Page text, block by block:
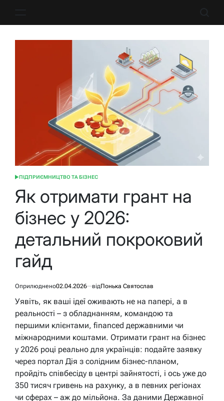
ОПУБЛІКУВАТИ
ПІДПРИЄМНИЦТВО ТА БІЗНЕС
Як отримати грант на
бізнес у 2026:
детальний покроковий
гайд
Оприлюднено02.04.2026 відПонька Святослав
Уявіть, як ваші ідеї оживають не на папері, а в
реальності – з обладнанням, командою та
першими клієнтами, financed державними чи
міжнародними коштами. Отримати грант на бізнес
у 2026 році реально для українців: подайте заявку
через портал Дія з солідним бізнес-планом,
пройдіть співбесіду в центрі зайнятості, і ось уже до
350 тисяч гривень на рахунку, а в певних регіонах
чи сферах – аж до мільйона. За даними Державної